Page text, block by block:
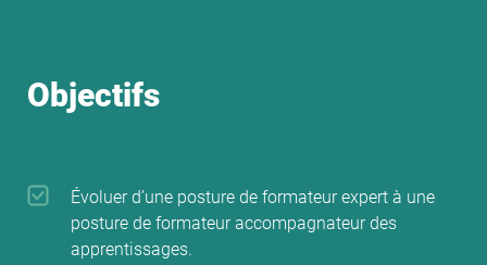
Objectifs
Évoluer d’une posture de formateur expert à une
posture de formateur accompagnateur des
apprentissages.